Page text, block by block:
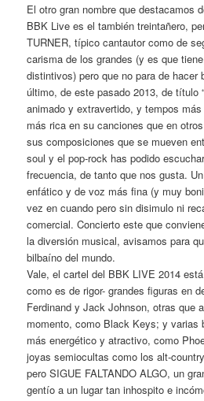
El otro gran nombre que destacamos
BBK Live es el también treintañero,
TURNER, típico cantautor como de
carisma de los grandes (y es que
distintivos) pero que no para de hacer
último, de este pasado 2013, de título
animado y extravertido, y tempos
más rica en su canciones que en
sus composiciones que se mueven
soul y el pop-rock has podido
frecuencia, de tanto que nos gusta.
enfático y de voz más fina (y muy
vez en cuando pero sin disimulo ni
comercial. Concierto este que
la diversión musical, avisamos para
bilbaíno del mundo.
Vale, el cartel del BBK LIVE 2014
como es de rigor- grandes figuras en
Ferdinand y Jack Johnson, otras que
momento, como Black Keys; y varias
más energético y atractivo, como
joyas semiocultas como los alt-
pero SIGUE FALTANDO ALGO, un
gentío a un lugar tan inhospito e